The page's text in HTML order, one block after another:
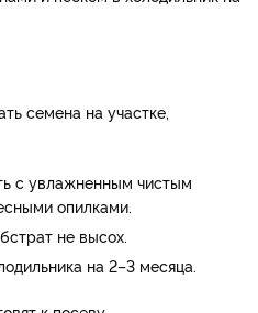
семена на участке,
с увлажненным чистым
опилками.
не высох.
на 2–3 месяца.